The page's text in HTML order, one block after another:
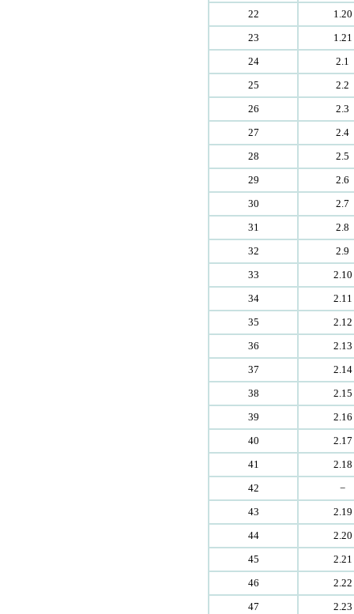
22
1.20
23
1.21
24
2.1
25
2.2
26
2.3
27
2.4
28
2.5
29
2.6
30
2.7
31
2.8
32
2.9
33
2.10
34
2.11
35
2.12
36
2.13
37
2.14
38
2.15
39
2.16
40
2.17
41
2.18
42
−
43
2.19
44
2.20
45
2.21
46
2.22
47
2.23